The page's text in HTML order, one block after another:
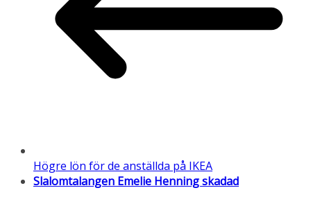
Högre lön för de anställda på IKEA
Slalomtalangen Emelie Henning skadad